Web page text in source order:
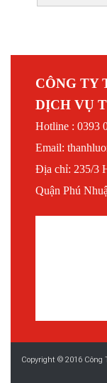
CÔNG TY
DỊCH VỤ
Hotline : 0393
Email:
Địa chỉ: 235/3
Quận Phú
Copyright © 2016 Công